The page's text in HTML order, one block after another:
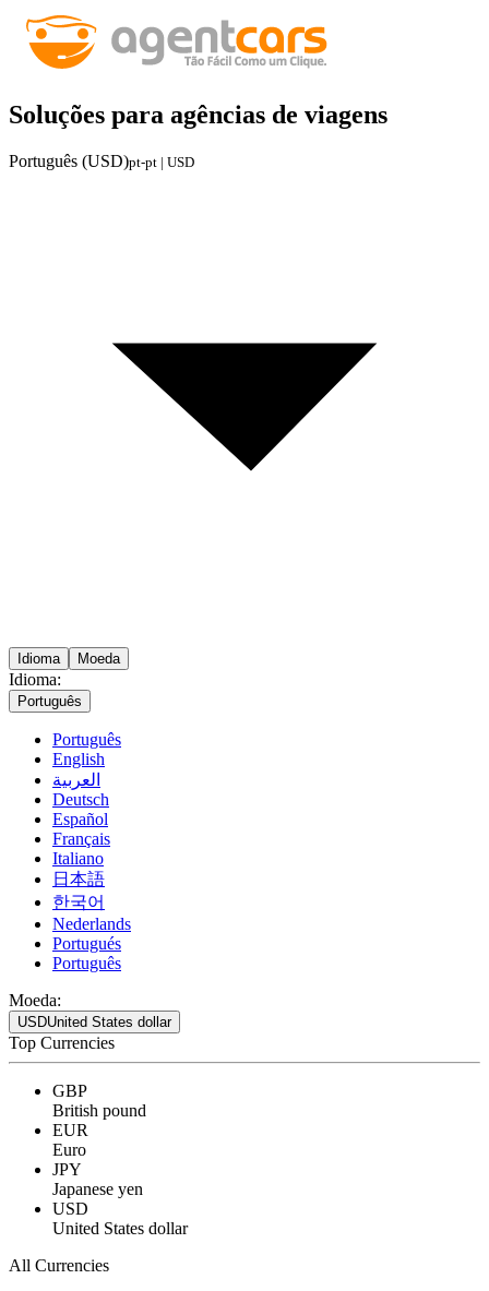
Soluções para agências de viagens
Português (USD)pt-pt | USD
Idioma Moeda
Idioma:
Português
Português
English
العربية
Deutsch
Español
Français
Italiano
日本語
한국어
Nederlands
Portugués
Português
Moeda:
USDUnited States dollar
Top Currencies
GBP
British pound
EUR
Euro
JPY
Japanese yen
USD
United States dollar
All Currencies